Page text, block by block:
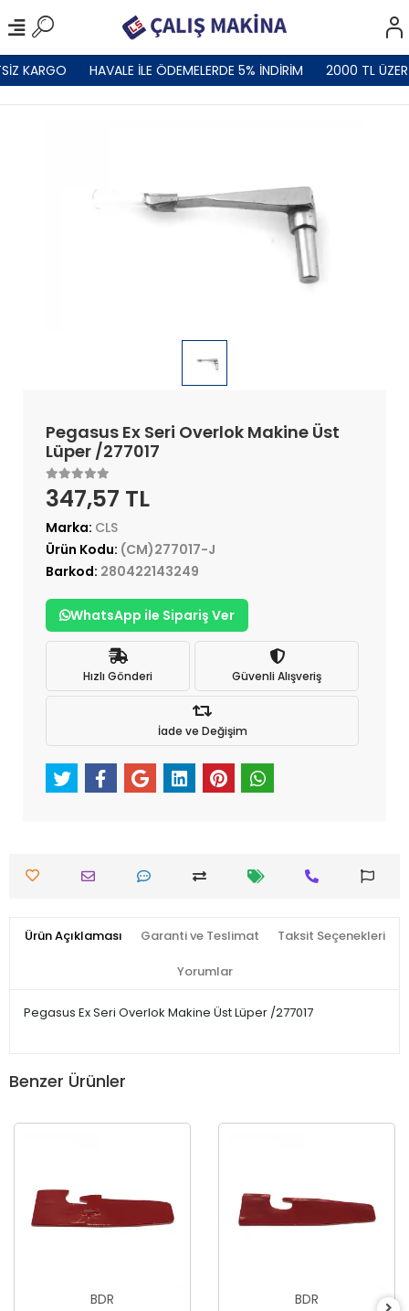
KARGO HAVALE İLE ÖDEMELERDE 5% İNDİRİM 2000 TL
Pegasus Ex Seri Overlok Makine Üst
Lüper /277017
347,57 TL
Marka: CLS
Ürün Kodu: (CM)277017-J
Barkod: 280422143249
WhatsApp ile Sipariş Ver
Hızlı Gönderi Güvenli Alışveriş
İade ve Değişim
Ürün Açıklaması Garanti ve Teslimat Taksit Seçenekleri
Yorumlar
Pegasus Ex Seri Overlok Makine Üst Lüper /277017
Benzer Ürünler
BDR BDR